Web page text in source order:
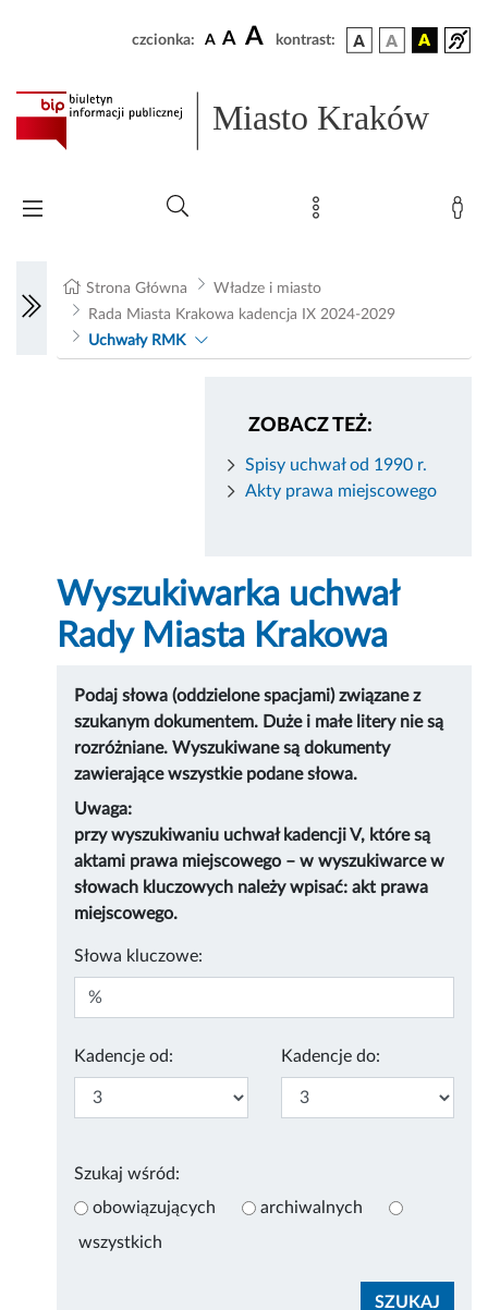
czcionka: A A A kontrast:
Miasto Kraków
Strona Główna
Władze i miasto
Rada Miasta Krakowa kadencja IX 2024-2029
Uchwały RMK
ZOBACZ TEŻ:
Spisy uchwał od 1990 r.
Akty prawa miejscowego
Wyszukiwarka uchwał
Rady Miasta Krakowa
Podaj słowa (oddzielone spacjami) związane z
szukanym dokumentem. Duże i małe litery nie są
rozróżniane. Wyszukiwane są dokumenty
zawierające wszystkie podane słowa.
Uwaga:
przy wyszukiwaniu uchwał kadencji V, które są
aktami prawa miejscowego – w wyszukiwarce w
słowach kluczowych należy wpisać: akt prawa
miejscowego.
Słowa kluczowe:
Kadencje od: Kadencje do:
Szukaj wśród:
obowiązujących
archiwalnych
wszystkich